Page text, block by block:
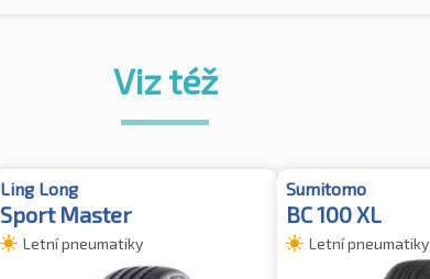
Viz též
Ling Long
Sport Master
Letní pneumatiky
Sumitomo
BC 100 XL
Letní pneumatiky